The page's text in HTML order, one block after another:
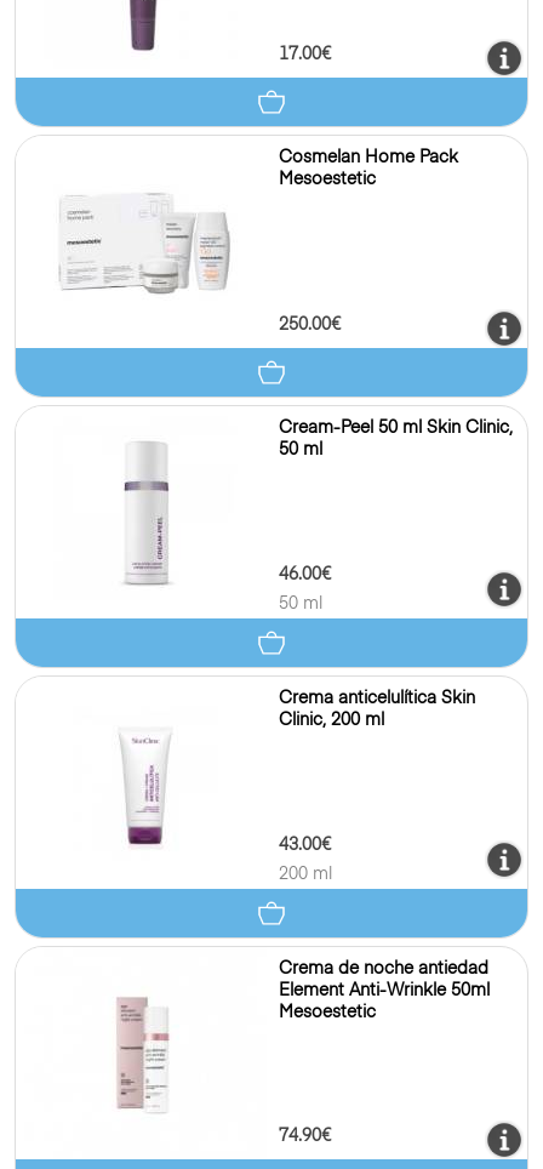
17.00€
Cosmelan Home Pack
Mesoestetic
250.00€
Cream-Peel 50 ml Skin Clinic,
50 ml
46.00€
50 ml
Crema anticelulítica Skin
Clinic, 200 ml
43.00€
200 ml
Crema de noche antiedad
Element Anti-Wrinkle 50ml
Mesoestetic
74.90€